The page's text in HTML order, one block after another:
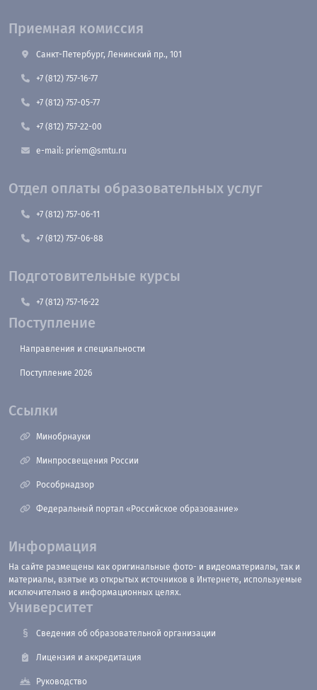
Приемная комиссия
Санкт-Петербург, Ленинский пр., 101
+7 (812) 757-16-77
+7 (812) 757-05-77
+7 (812) 757-22-00
e-mail: priem@smtu.ru
Отдел оплаты образовательных услуг
+7 (812) 757-06-11
+7 (812) 757-06-88
Подготовительные курсы
+7 (812) 757-16-22
Поступление
Направления и специальности
Поступление 2026
Ссылки
Минобрнауки
Минпросвещения России
Рособрнадзор
Федеральный портал «Российское образование»
Информация
На сайте размещены как оригинальные фото- и видеоматериалы, так и
материалы, взятые из открытых источников в Интернете, используемые
исключительно в информационных целях.
Университет
Сведения об образовательной организации
Лицензия и аккредитация
Руководство